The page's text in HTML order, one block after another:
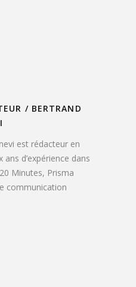
/ BERTRAND
est rédacteur en
d’expérience dans
Minutes, Prisma
communication